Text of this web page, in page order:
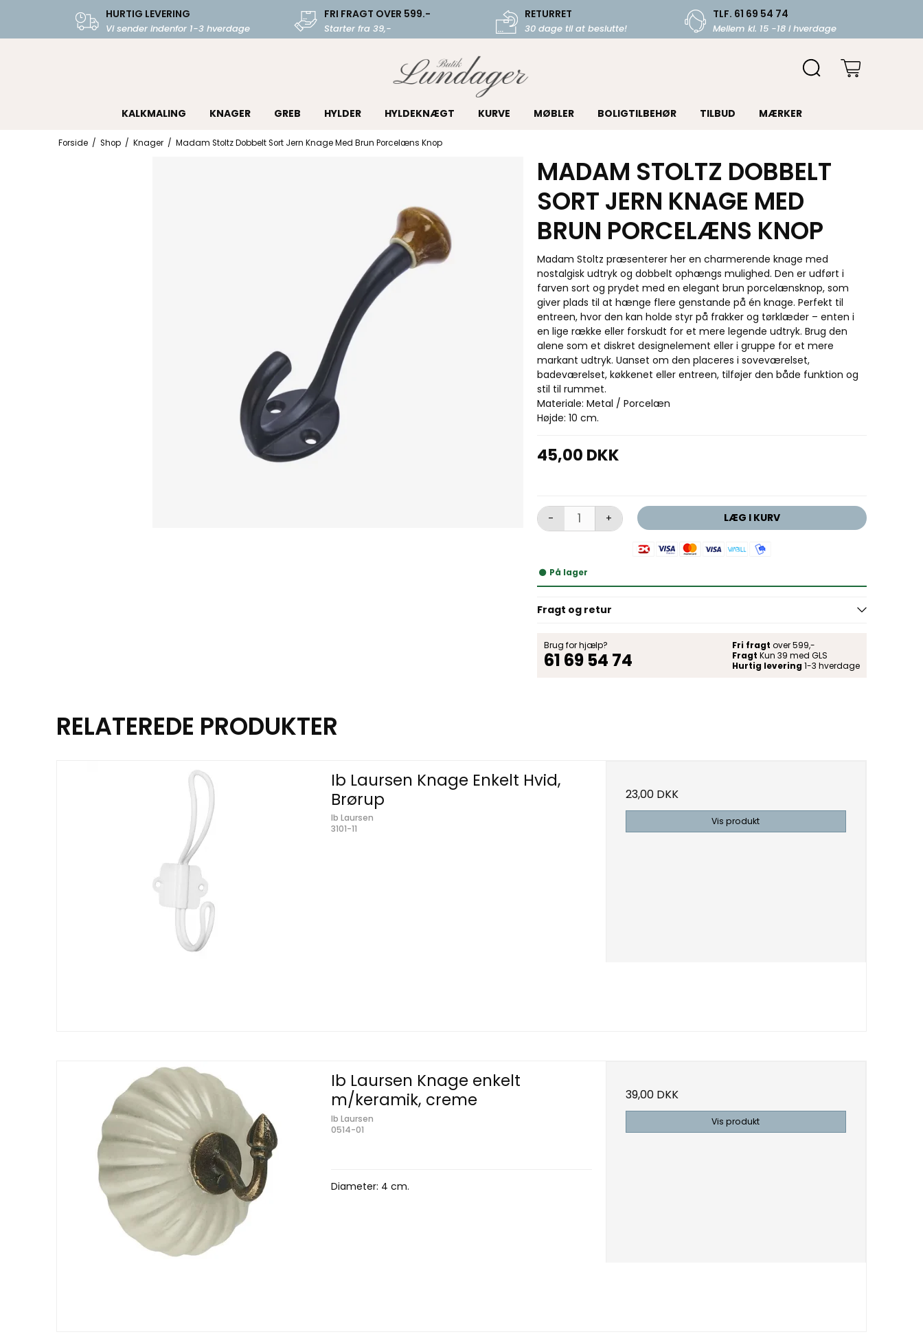
HURTIG LEVERING
Vi sender indenfor 1-3 hverdage
FRI FRAGT OVER 599.-
Starter fra 39,-
RETURRET
30 dage til at beslutte!
TLF. 61 69 54 74
Mellem kl. 15 -18 i hverdage
KALKMALING KNAGER GREB HYLDER HYLDEKNÆGT KURVE MØBLER BOLIGTILBEHØR TILBUD MÆRKER
Forside / Shop / Knager / Madam Stoltz Dobbelt Sort Jern Knage Med Brun Porcelæns Knop
MADAM STOLTZ DOBBELT
SORT JERN KNAGE MED
BRUN PORCELÆNS KNOP
Madam Stoltz præsenterer her en charmerende knage med
nostalgisk udtryk og dobbelt ophængs mulighed. Den er udført i
farven sort og prydet med en elegant brun porcelænsknop, som
giver plads til at hænge flere genstande på én knage. Perfekt til
entreen, hvor den kan holde styr på frakker og tørklæder – enten i
en lige række eller forskudt for et mere legende udtryk. Brug den
alene som et diskret designelement eller i gruppe for et mere
markant udtryk. Uanset om den placeres i soveværelset,
badeværelset, køkkenet eller entreen, tilføjer den både funktion og
stil til rummet.
Materiale: Metal / Porcelæn
Højde: 10 cm.
45,00 DKK
- + LÆG I KURV
På lager
Fragt og retur
Brug for hjælp?
61 69 54 74
Fri fragt over 599,-
Fragt Kun 39 med GLS
Hurtig levering 1-3 hverdage
RELATEREDE PRODUKTER
Ib Laursen Knage Enkelt Hvid,
Brørup
Ib Laursen
3101-11
23,00 DKK
Vis produkt
Ib Laursen Knage enkelt
m/keramik, creme
Ib Laursen
0514-01
Diameter: 4 cm.
39,00 DKK
Vis produkt